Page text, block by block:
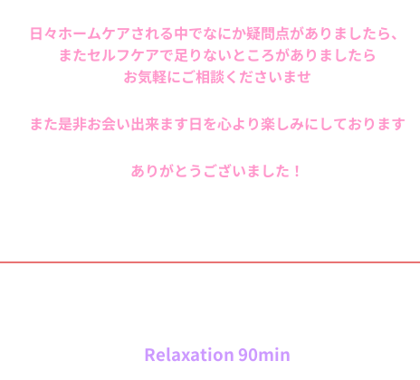
日々ホームケアされる中でなにか疑問点がありましたら、
またセルフケアで足りないところがありましたら
お気軽にご相談くださいませ
また是非お会い出来ます日を心より楽しみにしております
ありがとうございました！
Relaxation 90min